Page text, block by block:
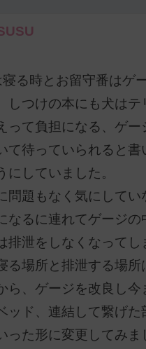
る時とお留守番はゲ
しつけの本にも犬はテ
って負担になる、ゲー
て待っていられると書
にしていました。
問題もなく気にしてい
なるに連れてゲージの
排泄をしなくなってし
る場所と排泄する場所
ら、ゲージを改良し今
ッド、連結して繋げた
った形に変更してみま